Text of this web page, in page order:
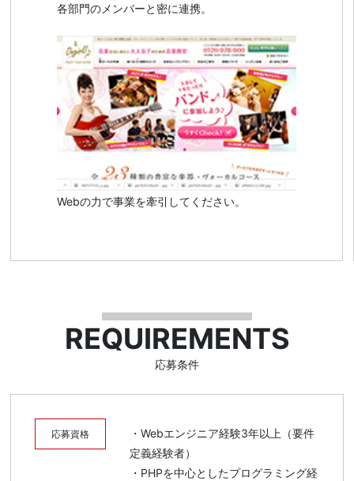
各部門のメンバーと密に連携。
Webの力で事業を牽引してください。
REQUIREMENTS
応募条件
応募資格
・Webエンジニア経験3年以上（要件
定義経験者）
・PHPを中心としたプログラミング経